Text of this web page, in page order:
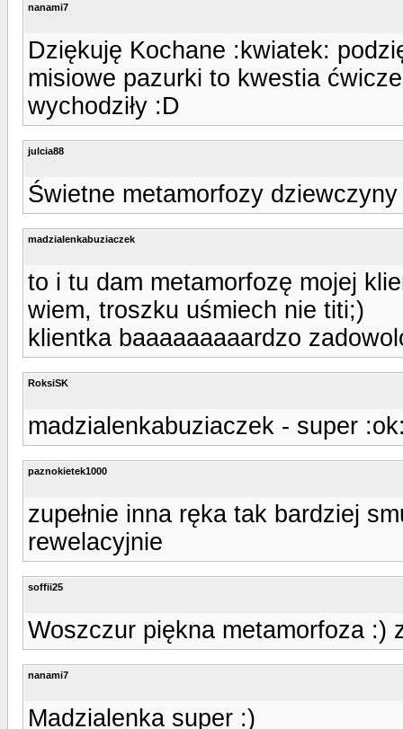
nanami7
Dziękuję Kochane :kwiatek:
misiowe pazurki to kwestia
wychodziły :D
julcia88
Świetne metamorfozy
madzialenkabuziaczek
to i tu dam metamorfozę mojej
wiem, troszku uśmiech nie titi;)
klientka baaaaaaaaardzo
RoksiSK
madzialenkabuziaczek - super
paznokietek1000
zupełnie inna ręka tak bardziej
rewelacyjnie
soffii25
Woszczur piękna metamorfoza :)
nanami7
Madzialenka super :)